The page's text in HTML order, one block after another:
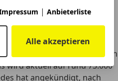
| Anbieterliste
Alle akzeptieren
den den
die Produktion läuft Ende
an. Später soll eine
Euro folgen. DerMercedes
Jahreshälfte 2026 zu den
wird aktuell auf rund 73.000
hat angekündigt, nach